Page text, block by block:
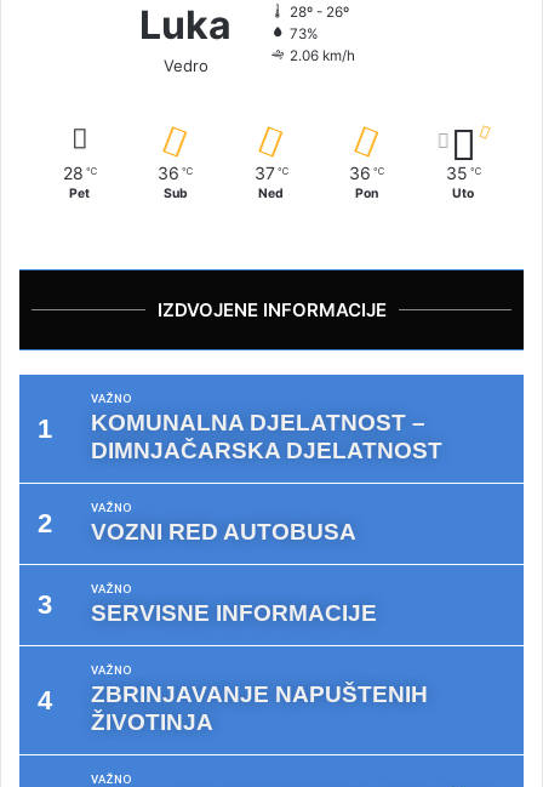
Luka
Vedro
28º - 26º
73%
2.06 km/h
28 ℃
Pet
36 ℃
Sub
37 ℃
Ned
36 ℃
Pon
35 ℃
Uto
IZDVOJENE INFORMACIJE
VAŽNO
KOMUNALNA DJELATNOST –
DIMNJAČARSKA DJELATNOST
VAŽNO
VOZNI RED AUTOBUSA
VAŽNO
SERVISNE INFORMACIJE
VAŽNO
ZBRINJAVANJE NAPUŠTENIH
ŽIVOTINJA
VAŽNO